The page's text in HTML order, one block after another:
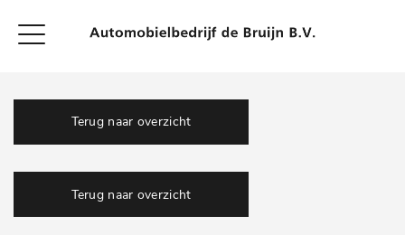
Terug naar overzicht
Terug naar overzicht